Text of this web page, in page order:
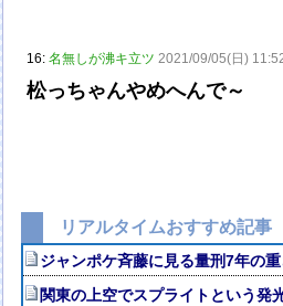
16:名無しが沸キ立ツ 2021/09/05(日)
松っちゃんやめへんで～
リアルタイムおすすめ記事
ジャンポケ斉藤に見る量刑7年の
関東の上空でスプライトという発